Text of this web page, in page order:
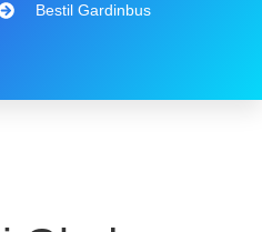
Bestil Gardinbus